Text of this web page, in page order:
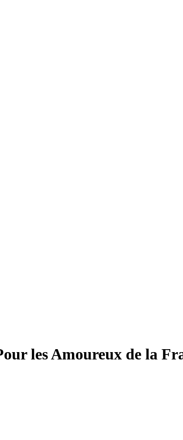
les Amoureux de la